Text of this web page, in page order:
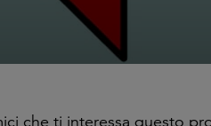
che ti interessa questo